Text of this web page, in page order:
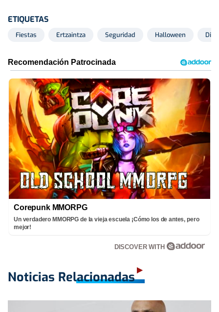
ETIQUETAS
Fiestas Ertzaintza Seguridad Halloween
Corepunk MMORPG
Un verdadero MMORPG de la vieja escuela ¡Cómo los de antes, pero
mejor!
DISCOVER WITH
Noticias Relacionadas